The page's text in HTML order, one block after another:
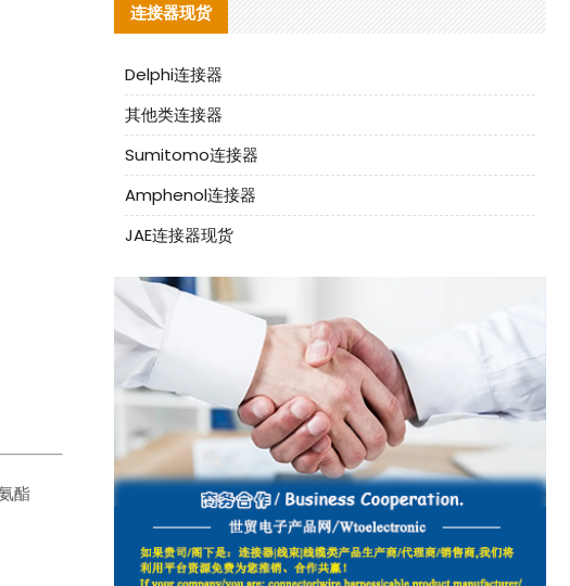
酯
连接器现货
Delphi连接器
其他类连接器
Sumitomo连接器
Amphenol连接器
JAE连接器现货